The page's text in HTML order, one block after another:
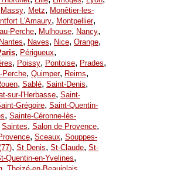
Massy, Metz, Monêtier-les-
L'Amaury, Montpellier,
Perche, Mulhouse, Nancy,
Nantes, Naves, Nice, Orange,
, Périgueux,
, Poissy, Pontoise, Prades,
Perche, Quimper, Reims,
, Sablé, Saint-Denis,
sur-l'Herbasse, Saint-
Grégoire, Saint-Quentin-
, Sainte-Céronne-lès-
Saintes, Salon de Provence,
, Sceaux, Souppes-
, St Denis, St-Claude, St-
Quentin-en-Yvelines,
, ,